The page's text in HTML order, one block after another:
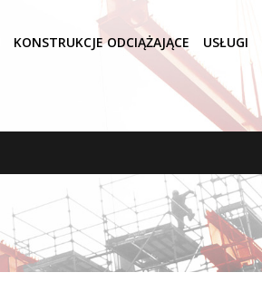
KONSTRUKCJE ODCIĄŻAJĄCE USŁUGI